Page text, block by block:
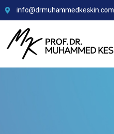
info@drmuhammedkeskin.com